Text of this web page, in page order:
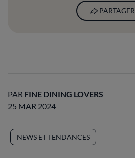
PARTAGER
PAR FINE DINING LOVERS
25 MAR 2024
NEWS ET TENDANCES